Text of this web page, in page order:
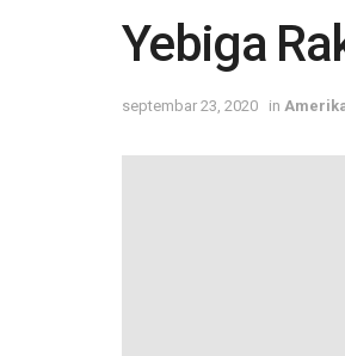
Yebiga
septembar 23, 2020 in